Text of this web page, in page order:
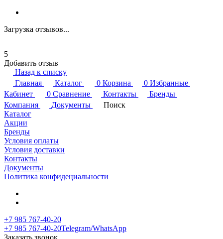
Загрузка отзывов...
5
Добавить отзыв
Назад к списку
Главная
Каталог 0 Корзина 0 Избранные
Кабинет
0 Сравнение Контакты
Бренды
Компания
Документы
Поиск
Каталог
Акции
Бренды
Условия оплаты
Условия доставки
Контакты
Документы
Политика конфидециальности
+7 985 767-40-20
+7 985 767-40-20Telegram/WhatsApp
Заказать звонок